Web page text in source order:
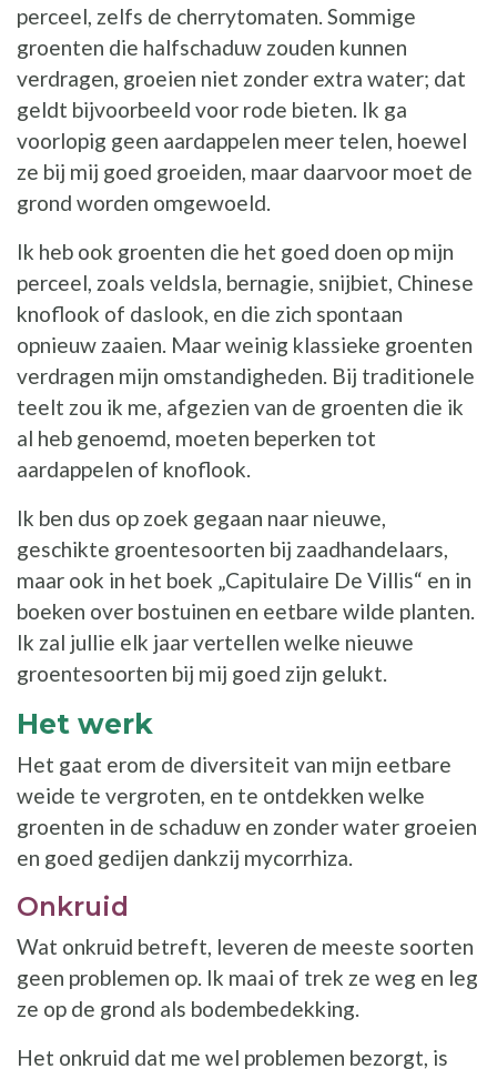
perceel, zelfs de cherrytomaten. Sommige
groenten die halfschaduw zouden kunnen
verdragen, groeien niet zonder extra water; dat
geldt bijvoorbeeld voor rode bieten. Ik ga
voorlopig geen aardappelen meer telen, hoewel
ze bij mij goed groeiden, maar daarvoor moet de
grond worden omgewoeld.
Ik heb ook groenten die het goed doen op mijn
perceel, zoals veldsla, bernagie, snijbiet, Chinese
knoflook of daslook, en die zich spontaan
opnieuw zaaien. Maar weinig klassieke groenten
verdragen mijn omstandigheden. Bij traditionele
teelt zou ik me, afgezien van de groenten die ik
al heb genoemd, moeten beperken tot
aardappelen of knoflook.
Ik ben dus op zoek gegaan naar nieuwe,
geschikte groentesoorten bij zaadhandelaars,
maar ook in het boek „Capitulaire De Villis“ en in
boeken over bostuinen en eetbare wilde planten.
Ik zal jullie elk jaar vertellen welke nieuwe
groentesoorten bij mij goed zijn gelukt.
Het werk
Het gaat erom de diversiteit van mijn eetbare
weide te vergroten, en te ontdekken welke
groenten in de schaduw en zonder water groeien
en goed gedijen dankzij mycorrhiza.
Onkruid
Wat onkruid betreft, leveren de meeste soorten
geen problemen op. Ik maai of trek ze weg en leg
ze op de grond als bodembedekking.
Het onkruid dat me wel problemen bezorgt, is